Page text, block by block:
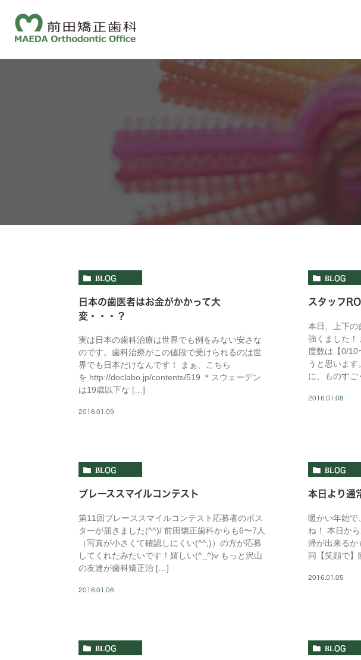
BLOG
日本の歯医者はお金がかかって大
変・・・？
実は日本の歯科治療は世界でも例をみない安さな
のです。歯科治療がこの値段で受けられるのは世
界でも日本だけなんです！ まぁ、こちら
を http://doclabo.jp/contents/519 ＊スウェーデン
は19歳以下な […]
2016.01.09
BLOG
スタッフ
本日、上下の
強くました！
度数は【0/
うと思いま
に、ものす
2016.01.08
BLOG
ブレーススマイルコンテスト
第11回ブレーススマイルコンテスト応募者のポス
ターが届きました(^^)/ 前田矯正歯科からも6〜7人
（写真が小さくて確認しにくい(^^;)）の方が応募
してくれたみたいです！嬉しい(^_^)v もっと沢山
の友達が歯科矯正治 […]
2016.01.06
BLOG
本日より通
暖かい年始で
ね！ 本日か
帰が出来る
同【笑顔で】
2016.01.05
BLOG BLOG